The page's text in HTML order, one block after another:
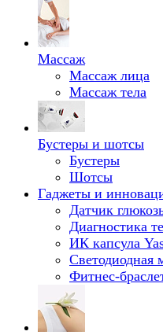
Массаж
Массаж лица
Массаж тела
Бустеры и шотсы
Бустеры
Шотсы
Гаджеты и
Датчик
Диагностика
ИК капсула
Светодиодная
Фитнес-